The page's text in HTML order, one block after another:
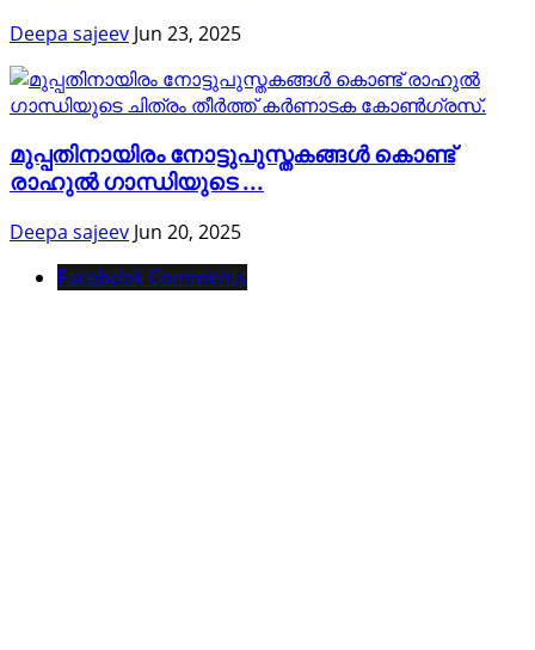
Deepa sajeev Jun 23, 2025
മുപ്പതിനായിരം നോട്ടുപുസ്തകങ്ങൾ കൊണ്ട്
രാഹുൽ ഗാന്ധിയുടെ ...
Deepa sajeev Jun 20, 2025
Facebook Comments